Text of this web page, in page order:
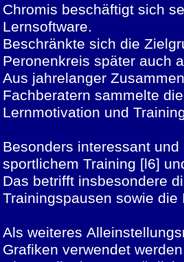
Chromis beschäftigt sich
Lernsoftware.
Beschränkte sich die
Peronenkreis später auch
Aus jahrelanger
Fachberatern sammelte
Lernmotivation und
Besonders interessant
sportlichem Training [l6]
Das betrifft insbesondere
Trainingspausen sowie die
Als weiteres
Grafiken verwendet